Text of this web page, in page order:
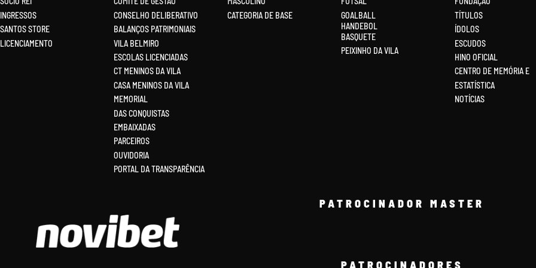
INGRESSOS
SANTOS STORE
LICENCIAMENTO
CONSELHO DELIBERATIVO
BALANÇOS PATRIMONIAIS
VILA BELMIRO
ESCOLAS LICENCIADAS
CT MENINOS DA VILA
CASA MENINOS DA VILA
MEMORIAL
DAS CONQUISTAS
EMBAIXADAS
PARCEIROS
OUVIDORIA
PORTAL DA TRANSPARÊNCIA
CATEGORIA DE BASE
GOALBALL
HANDEBOL
BASQUETE
PEIXINHO DA VILA
TÍTULOS
ÍDOLOS
ESCUDOS
HINO OFICIAL
CENTRO DE MEMÓRIA E
ESTATÍSTICA
NOTÍCIAS
PATROCINADOR MASTER
PATROCINADORES